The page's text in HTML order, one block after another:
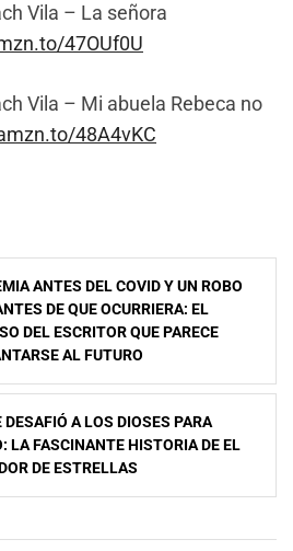
Vila – La señora
47OUf0U
Vila – Mi abuela Rebeca no
48A4vKC
ANTES DEL COVID Y UN ROBO
DE QUE OCURRIERA: EL
DEL ESCRITOR QUE PARECE
AL FUTURO
DESAFIÓ A LOS DIOSES PARA
LA FASCINANTE HISTORIA DE EL
DE ESTRELLAS